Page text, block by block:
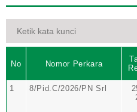
No Nomor Perkara
1 8/Pid.C/2026/PN Srl